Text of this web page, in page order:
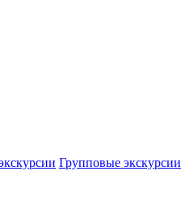
Групповые экскурсии